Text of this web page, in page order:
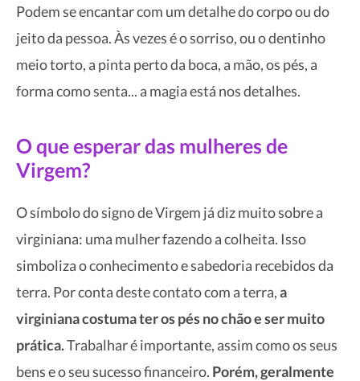
Podem se encantar com um detalhe do corpo ou do
jeito da pessoa. Às vezes é o sorriso, ou o dentinho
meio torto, a pinta perto da boca, a mão, os pés, a
forma como senta... a magia está nos detalhes.
O que esperar das mulheres de
Virgem?
O símbolo do signo de Virgem já diz muito sobre a
virginiana: uma mulher fazendo a colheita. Isso
simboliza o conhecimento e sabedoria recebidos da
terra. Por conta deste contato com a terra,a
virginiana costuma ter os pés no chão e ser muito
prática.Trabalhar é importante, assim como os seus
bens e o seu sucesso financeiro. Porém, geralmente